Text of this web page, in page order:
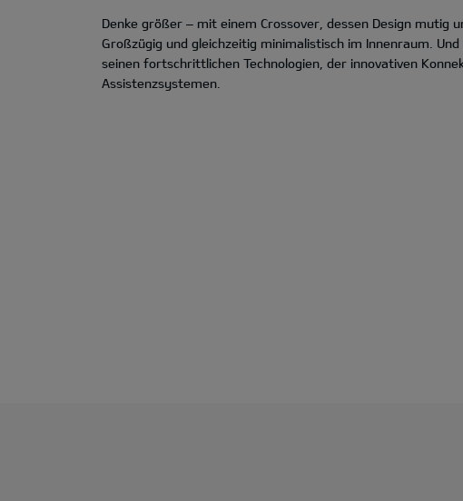
Denke größer – mit einem Crossover, dessen Design mutig
Großzügig und gleichzeitig minimalistisch im Innenraum.
seinen fortschrittlichen Technologien, der innovativen
Assistenzsystemen.